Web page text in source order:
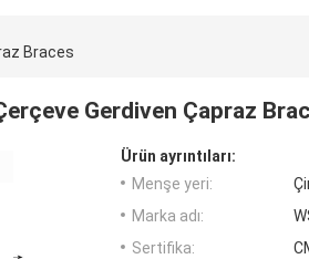
Braces
Gerdiven Çapraz
Ürün ayrıntıları:
Menşe yeri:
Marka adı:
Sertifika: